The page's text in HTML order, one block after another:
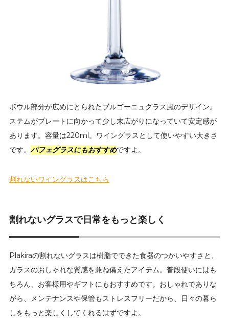
ボウル部分が広めにとられたブルゴーニュグラス風のデザイン。
ステムがプレートに向かって少し末広がりになっていて安定感が
あります。容量は220ml。ワイングラスとして使いやすい大きさ
です。 パフェグラスにもおすすめですよ。
割れないワイングラスはこちら
割れないグラスで日常をもっと楽しく
Plakiraの割れないグラスは樹脂でできた食器のつかいやすさと、
ガラスのおしゃれな質感を兼ね備えたアイテム。普段使いにはも
ちろん、お客様用やギフトにもおすすめです。おしゃれでありな
がら、メンテナンスや保管もストレスフリーだから、日々の暮ら
しをもっと楽しくしてくれるはずですよ。